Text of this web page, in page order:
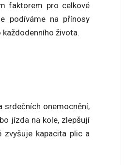
faktorem pro celkové
podíváme na přínosy
života.
srdečních onemocnění,
jízda na kole, zlepšují
zvyšuje kapacita plic a